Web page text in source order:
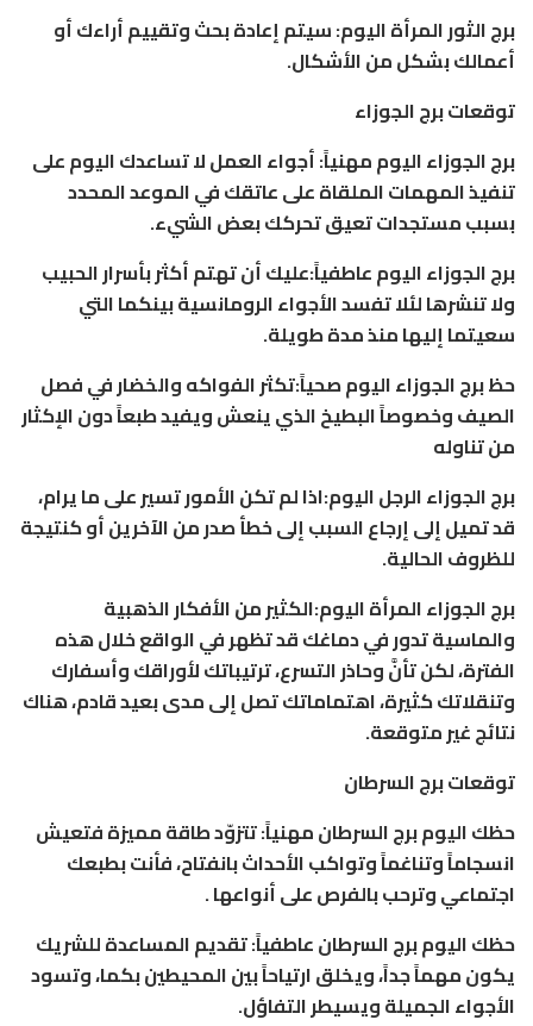
برج الثور المرأة اليوم: سيتم إعادة بحث وتقييم أراءك أو
أعمالك بشكل من الأشكال.
توقعات برج الجوزاء
برج الجوزاء اليوم مهنياً: أجواء العمل لا تساعدك اليوم على
تنفيذ المهمات الملقاة على عاتقك في الموعد المحدد
بسبب مستجدات تعيق تحركك بعض الشيء.
برج الجوزاء اليوم عاطفياً:عليك أن تهتم أكثر بأسرار الحبيب
ولا تنشرها لئلا تفسد الأجواء الرومانسية بينكما التي
سعيتما إليها منذ مدة طويلة.
حظ برج الجوزاء اليوم صحياً:تكثر الفواكه والخضار في فصل
الصيف وخصوصاً البطيخ الذي ينعش ويفيد طبعاً دون الإكثار
من تناوله
برج الجوزاء الرجل اليوم:اذا لم تكن الأمور تسير على ما يرام،
قد تميل إلى إرجاع السبب إلى خطأ صدر من الآخرين أو كنتيجة
للظروف الحالية.
برج الجوزاء المرأة اليوم:الكثير من الأفكار الذهبية
والماسية تدور في دماغك قد تظهر في الواقع خلال هذه
الفترة، لكن تأنَّ وحاذر التسرع، ترتيباتك لأوراقك وأسفارك
وتنقلاتك كثيرة، اهتماماتك تصل إلى مدى بعيد قادم، هناك
نتائج غير متوقعة.
توقعات برج السرطان
حظك اليوم برج السرطان مهنياً: تتزوّد طاقة مميزة فتعيش
انسجاماً وتناغماً وتواكب الأحداث بانفتاح، فأنت بطبعك
اجتماعي وترحب بالفرص على أنواعها .
حظك اليوم برج السرطان عاطفياً: تقديم المساعدة للشريك
يكون مهماً جداً، ويخلق ارتياحاً بين المحيطين بكما، وتسود
الأجواء الجميلة ويسيطر التفاؤل.